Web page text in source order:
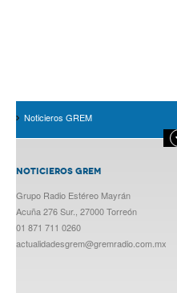
Noticieros GREM
NOTICIEROS GREM
Grupo Radio Estéreo Mayrán
Acuña 276 Sur., 27000 Torreón
01 871 711 0260
actualidadesgrem@gremradio.com.mx